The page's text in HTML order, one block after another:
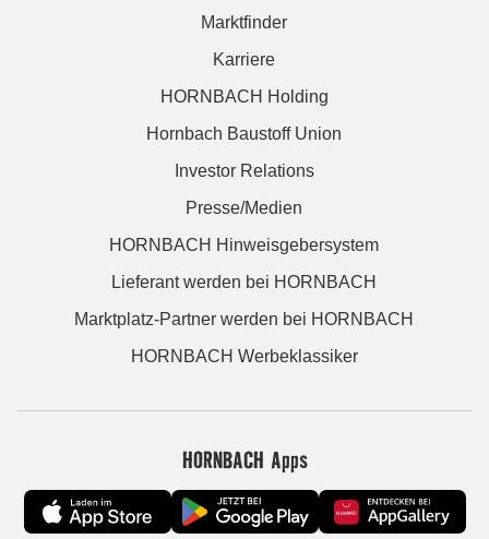
Marktfinder
Karriere
HORNBACH Holding
Hornbach Baustoff Union
Investor Relations
Presse/Medien
HORNBACH Hinweisgebersystem
Lieferant werden bei HORNBACH
Marktplatz-Partner werden bei HORNBACH
HORNBACH Werbeklassiker
HORNBACH Apps